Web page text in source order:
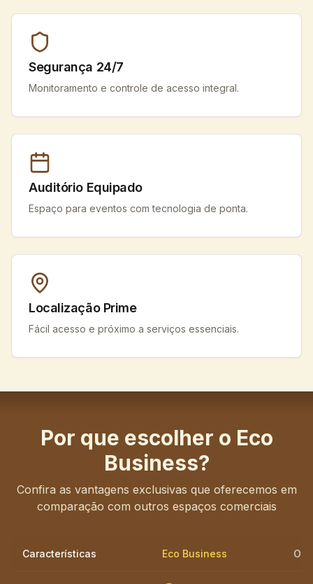
Segurança 24/7
Monitoramento e controle de acesso integral.
Auditório Equipado
Espaço para eventos com tecnologia de ponta.
Localização Prime
Fácil acesso e próximo a serviços essenciais.
Por que escolher o Eco
Business?
Confira as vantagens exclusivas que oferecemos em
comparação com outros espaços comerciais
Características Eco Business